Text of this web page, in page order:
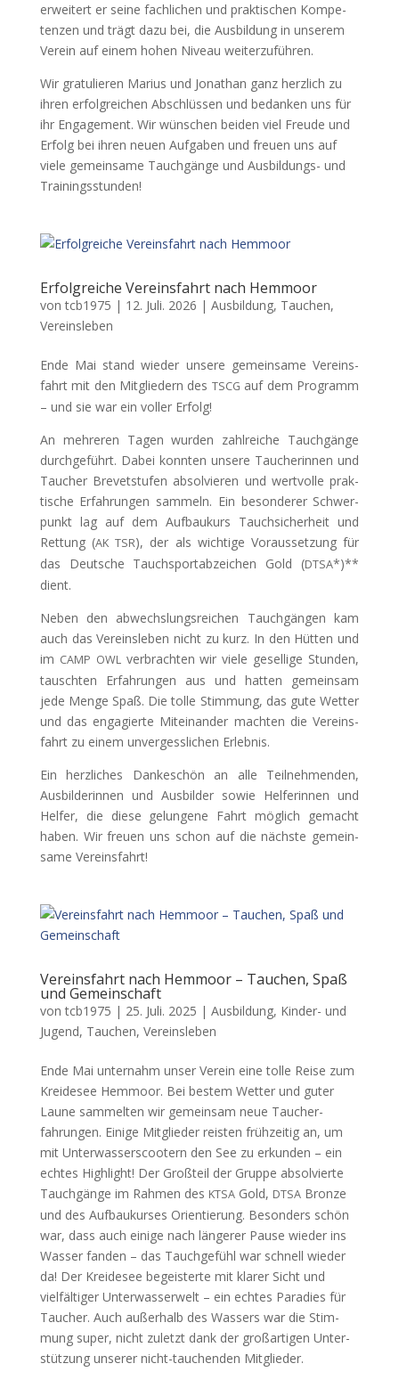
erweit­ert er seine fach­lichen und prak­tis­chen Kom­pe­
ten­zen und trägt dazu bei, die Aus­bil­dung in unserem
Vere­in auf einem hohen Niveau weiterzuführen.
Wir grat­ulieren Mar­ius und Jonathan ganz her­zlich zu
ihren erfol­gre­ichen Abschlüssen und bedanken uns für
ihr Engage­ment. Wir wün­schen bei­den viel Freude und
Erfolg bei ihren neuen Auf­gaben und freuen uns auf
viele gemein­same Tauchgänge und Aus­bil­dungs- und
Trainingsstunden!
Erfolgreiche Vereinsfahrt nach Hemmoor
vontcb1975 | 12. Juli. 2026 | Ausbildung, Tauchen,
Vereinsleben
Ende Mai stand wieder unsere gemein­same Vere­ins­
fahrt mit den Mit­gliedern des TSCG auf dem Pro­gramm
– und sie war ein voller Erfolg!
An mehreren Tagen wur­den zahlre­iche Tauchgänge
durchge­führt. Dabei kon­nten unsere Taucherin­nen und
Tauch­er Brevet­stufen absolvieren und wertvolle prak­
tis­che Erfahrun­gen sam­meln. Ein beson­der­er Schw­er­
punkt lag auf dem Auf­baukurs Tauch­sicher­heit und
Ret­tung (AK TSR), der als wichtige Voraus­set­zung für
das Deutsche Tauch­sportabze­ichen Gold (DTSA*)**
dient.
Neben den abwech­slungsre­ichen Tauchgän­gen kam
auch das Vere­insleben nicht zu kurz. In den Hüt­ten und
im CAMP OWLver­bracht­en wir viele gesel­lige Stun­den,
tauscht­en Erfahrun­gen aus und hat­ten gemein­sam
jede Menge Spaß. Die tolle Stim­mung, das gute Wet­ter
und das engagierte Miteinan­der macht­en die Vere­ins­
fahrt zu einem unvergesslichen Erlebnis.
Ein her­zlich­es Dankeschön an alle Teil­nehmenden,
Aus­bilderin­nen und Aus­bilder sowie Helferin­nen und
Helfer, die diese gelun­gene Fahrt möglich gemacht
haben. Wir freuen uns schon auf die näch­ste gemein­
same Vereinsfahrt!
Vereinsfahrt nach Hemmoor – Tauchen, Spaß
und Gemeinschaft
vontcb1975 | 25. Juli. 2025 | Ausbildung, Kinder- und
Jugend, Tauchen, Vereinsleben
Ende Mai unter­nahm unser Vere­in eine tolle Reise zum
Krei­desee Hem­moor. Bei bestem Wet­ter und guter
Laune sam­melten wir gemein­sam neue Taucher­
fahrun­gen. Einige Mit­glieder reis­ten frühzeit­ig an, um
mit Unter­wasser­scootern den See zu erkun­den – ein
echt­es High­light! Der Großteil der Gruppe absolvierte
Tauchgänge im Rah­men des KTSAGold, DTSABronze
und des Auf­baukurs­es Ori­en­tierung. Beson­ders schön
war, dass auch einige nach län­ger­er Pause wieder ins
Wass­er fan­den – das Tauchge­fühl war schnell wieder
da! Der Krei­desee begeis­terte mit klar­er Sicht und
vielfältiger Unter­wasser­welt – ein echt­es Paradies für
Tauch­er. Auch außer­halb des Wassers war die Stim­
mung super, nicht zulet­zt dank der großar­ti­gen Unter­
stützung unser­er nicht-tauchen­den Mitglieder.